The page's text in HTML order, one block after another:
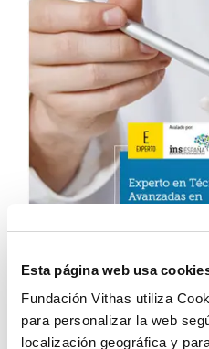
Esta página web usa
Fundación Vithas utiliza
para personalizar la web
localización geográfica y